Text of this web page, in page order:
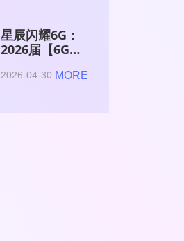
星辰闪耀6G：
2026届【6G星
与博士获颁证书
2026-04-30 MORE